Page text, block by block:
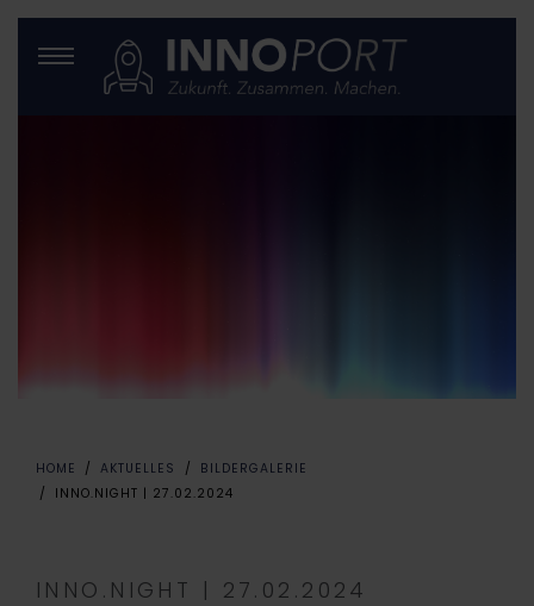
HOME AKTUELLES
BILDERGALERIE
INNO.NIGHT | 27.02.2024
INNO.NIGHT | 27.02.2024